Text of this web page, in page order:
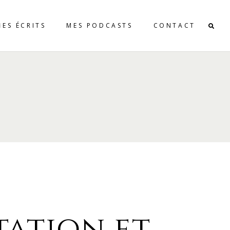
ÉCRITS MES PODCASTS CONTACT